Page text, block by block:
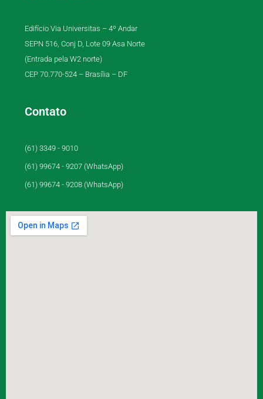
Edifício Via Universitas – 4º Andar
SEPN 516, Conj D, Lote 09 Asa Norte
(Entrada pela W2 norte)
CEP 70.770-524 – Brasília – DF
Contato
(61) 3349 - 9010
(61) 99674 - 9207 (WhatsApp)
(61) 99674 - 9208 (WhatsApp)